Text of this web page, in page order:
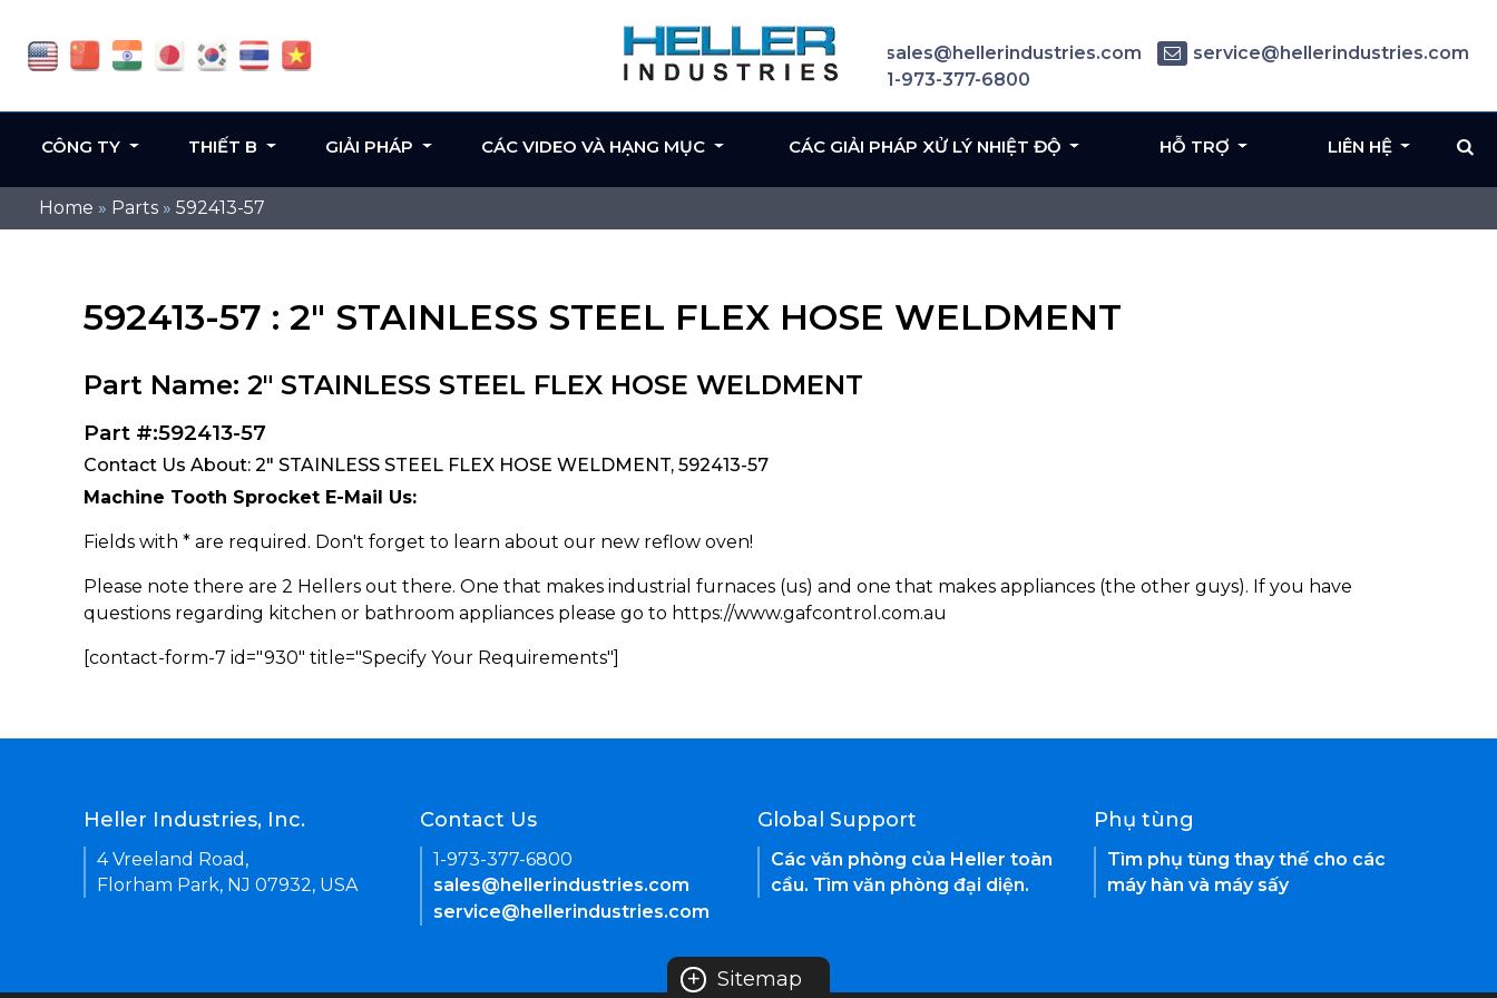
Home » Parts » 592413-57
592413-57 : 2" STAINLESS STEEL FLEX HOSE WELDMENT
Part Name: 2" STAINLESS STEEL FLEX HOSE WELDMENT
Part #:592413-57
Contact Us About: 2" STAINLESS STEEL FLEX HOSE WELDMENT, 592413-57
Machine Tooth Sprocket E-Mail Us:
Fields with * are required. Don't forget to learn about our new reflow oven!
Please note there are 2 Hellers out there. One that makes industrial furnaces (us) and one that makes appliances (the other guys). If you have
questions regarding kitchen or bathroom appliances please go to https://www.gafcontrol.com.au
[contact-form-7 id="930" title="Specify Your Requirements"]
sales@hellerindustries.com
service@hellerindustries.com
1-973-377-6800
CÔNG TY THIẾT B GIẢI PHÁP CÁC VIDEO VÀ HẠNG MỤC CÁC GIẢI PHÁP XỬ LÝ NHIỆT ĐỘ HỖ TRỢ LIÊN HỆ
Heller Industries, Inc.
4 Vreeland Road,
Florham Park, NJ 07932, USA
Contact Us
1-973-377-6800
sales@hellerindustries.com
service@hellerindustries.com
Global Support
Các văn phòng của Heller toàn
cầu. Tìm văn phòng đại diện.
Phụ tùng
Tìm phụ tùng thay thế cho các
máy hàn và máy sấy
+ Sitemap